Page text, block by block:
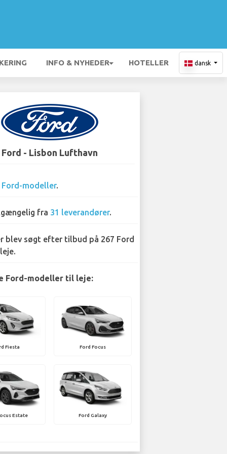
INFO & NYHEDER HOTELLER dansk
Ford - Lisbon Lufthavn
Ford-modeller.
fra 31 leverandører.
blev søgt efter tilbud på 267 Ford
Ford-modeller til leje:
Fiesta Ford Focus
Estate Ford Galaxy